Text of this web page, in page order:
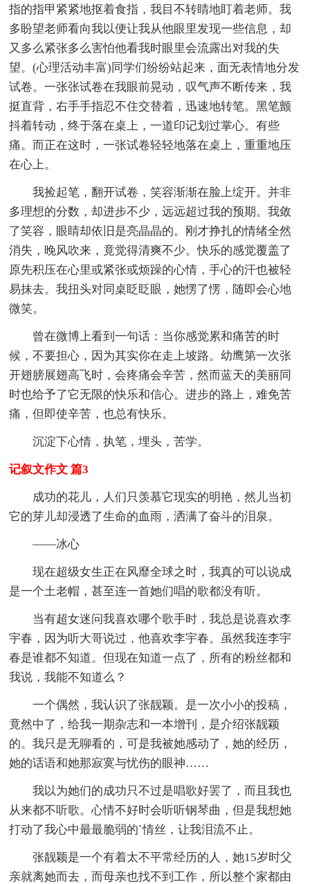
指的指甲紧紧地抠着食指，我目不转睛地盯着老师。我
多盼望老师看向我以便让我从他眼里发现一些信息，却
又多么紧张多么害怕他看我时眼里会流露出对我的失
望。(心理活动丰富)同学们纷纷站起来，面无表情地分发
试卷。一张张试卷在我眼前晃动，叹气声不断传来，我
挺直背，右手手指忍不住交替着，迅速地转笔。黑笔颤
抖着转动，终于落在桌上，一道印记划过掌心。有些
痛。而正在这时，一张试卷轻轻地落在桌上，重重地压
在心上。
我捡起笔，翻开试卷，笑容渐渐在脸上绽开。并非
多理想的分数，却进步不少，远远超过我的预期。我敛
了笑容，眼睛却依旧是亮晶晶的。刚才挣扎的情绪全然
消失，晚风吹来，竟觉得清爽不少。快乐的感觉覆盖了
原先积压在心里或紧张或烦躁的心情，手心的汗也被轻
易抹去。我扭头对同桌眨眨眼，她愣了愣，随即会心地
微笑。
曾在微博上看到一句话：当你感觉累和痛苦的时
候，不要担心，因为其实你在走上坡路。幼鹰第一次张
开翅膀展翅高飞时，会疼痛会辛苦，然而蓝天的美丽同
时也给予了它无限的快乐和信心。进步的路上，难免苦
痛，但即使辛苦，也总有快乐。
沉淀下心情，执笔，埋头，苦学。
记叙文作文 篇3
成功的花儿，人们只羡慕它现实的明艳，然儿当初
它的芽儿却浸透了生命的血雨，洒满了奋斗的泪泉。
——冰心
现在超级女生正在风靡全球之时，我真的可以说成
是一个土老帽，甚至连一首她们唱的歌都没有听。
当有超女迷问我喜欢哪个歌手时，我总是说喜欢李
宇春，因为听大哥说过，他喜欢李宇春。虽然我连李宇
春是谁都不知道。但现在知道一点了，所有的粉丝都和
我说，我能不知道么？
一个偶然，我认识了张靓颖。是一次小小的投稿，
竟然中了，给我一期杂志和一本增刊，是介绍张靓颖
的。我只是无聊看的，可是我被她感动了，她的经历，
她的话语和她那寂寞与忧伤的眼神……
我以为她们的成功只不过是唱歌好罢了，而且我也
从来都不听歌。心情不好时会听听钢琴曲，但是我想她
打动了我心中最最脆弱的`情丝，让我泪流不止。
张靓颖是一个有着太不平常经历的人，她15岁时父
亲就离她而去，而母亲也找不到工作，所以整个家都由